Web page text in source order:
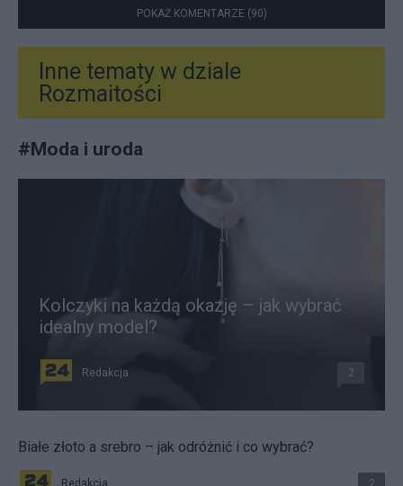
POKAŻ KOMENTARZE (90)
Inne tematy w dziale
Rozmaitości
#Moda i uroda
Kolczyki na każdą okazję – jak wybrać
idealny model?
Redakcja 2
Białe złoto a srebro – jak odróżnić i co wybrać?
Redakcja 2